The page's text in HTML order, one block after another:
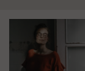
może chyba
głupota i brak
wyobraźni"